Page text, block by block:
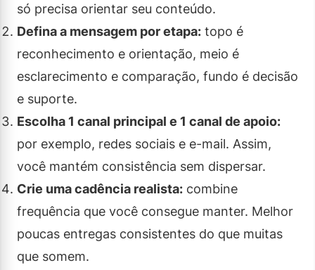
só precisa orientar seu conteúdo.
Defina a mensagem por etapa: topo é
reconhecimento e orientação, meio é
esclarecimento e comparação, fundo é decisão
e suporte.
Escolha 1 canal principal e 1 canal de apoio:
por exemplo, redes sociais e e-mail. Assim,
você mantém consistência sem dispersar.
Crie uma cadência realista: combine
frequência que você consegue manter. Melhor
poucas entregas consistentes do que muitas
que somem.